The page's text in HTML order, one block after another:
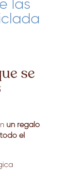
las
se
un regalo
el